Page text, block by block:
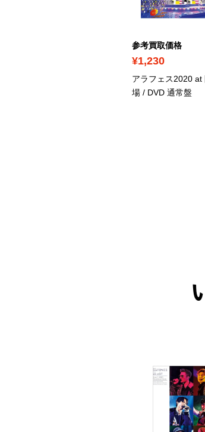
参考買取価格
¥1,230
アラフェス2020 at
場 / DVD 通常盤